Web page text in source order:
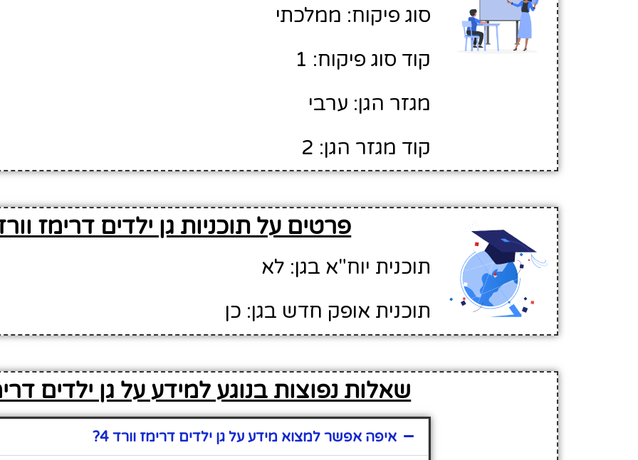
סוג פיקוח: ממלכתי
קוד סוג פיקוח: 1
מגזר הגן: ערבי
קוד מגזר הגן: 2
פרטים על תוכניות גן ילדים דרימז
תוכנית יוח"א בגן: לא
תוכנית אופק חדש בגן: כן
שאלות נפוצות בנוגע למידע על גן ילדים
איפה אפשר למצוא מידע על גן ילדים דרימז וורד 4?